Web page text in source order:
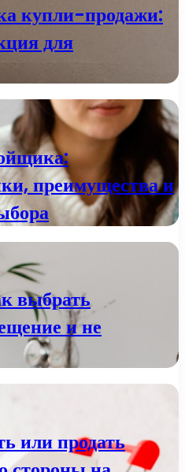
купли-продажи:
для
преимущества и
выбрать
и не
или продать